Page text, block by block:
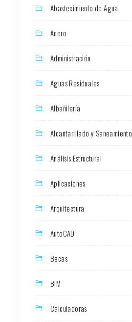
Abastecimiento de Agua
Acero
Administración
Aguas Residuales
Albañilería
Alcantarillado y Saneamiento
Análisis Estructural
Aplicaciones
Arquitectura
AutoCAD
Becas
BIM
Calculadoras